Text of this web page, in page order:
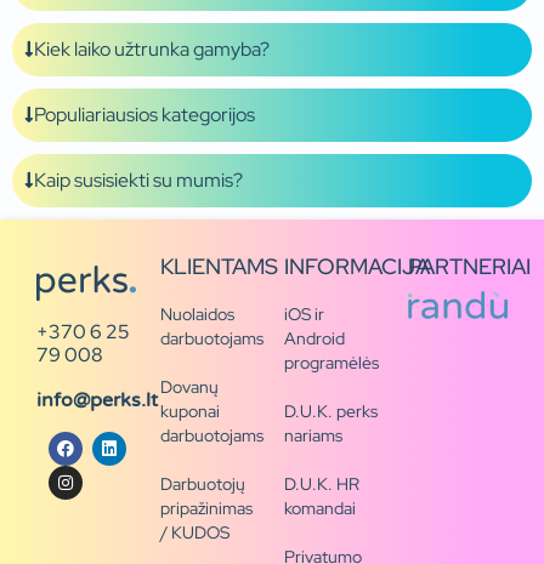
Kiek laiko užtrunka gamyba?
Populiariausios kategorijos
Kaip susisiekti su mumis?
+370 6 25
79 008
info@perks.lt
KLIENTAMS
Nuolaidos
darbuotojams
Dovanų
kuponai
darbuotojams
Darbuotojų
pripažinimas
/ KUDOS
INFORMACIJA
iOS ir
Android
programėlės
D.U.K. perks
nariams
D.U.K. HR
komandai
Privatumo
PARTNERIAI